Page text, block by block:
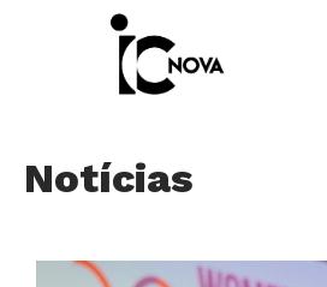
Notícias